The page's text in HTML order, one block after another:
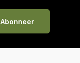
Abonneer